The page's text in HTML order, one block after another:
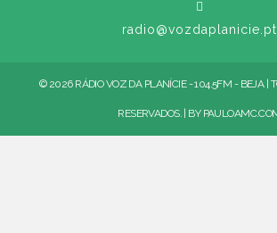
radio@vozdaplanicie.pt
© 2026 RÁDIO VOZ DA PLANÍCIE - 104.5FM - BEJA |
RESERVADOS. | BY